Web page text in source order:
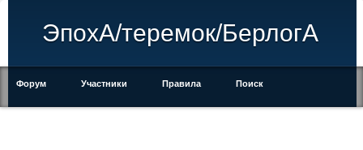
ЭпохА/теремок/БерлогА
Форум Участники Правила Поиск